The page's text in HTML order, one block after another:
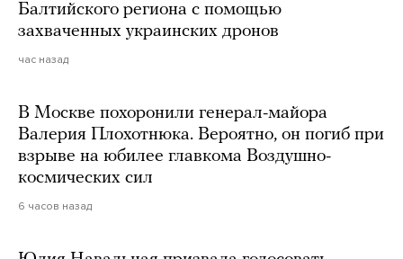
Балтийского региона с помощью
захваченных украинских дронов
час назад
В Москве похоронили генерал-майора
Валерия Плохотнюка. Вероятно, он погиб при
взрыве на юбилее главкома Воздушно-
космических сил
6 часов назад